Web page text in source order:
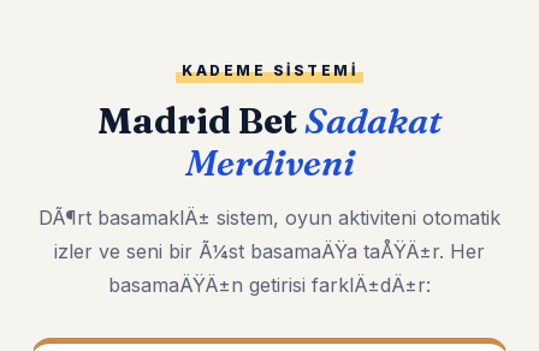
KADEME SISTEMI
Madrid BetSadakat
Merdiveni
DÃ¶rt basamaklÄ± sistem, oyun aktiviteni otomatik
izler ve seni bir Ã¼st basamaÄŸa taÅŸÄ±r. Her
basamaÄŸÄ±n getirisi farklÄ±dÄ±r: